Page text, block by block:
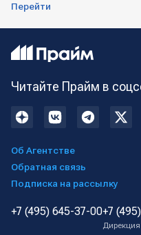
Перейти
Читайте Прайм в
Об Агентстве
Обратная связь
Подписка на рассылку
+7 (495) 645-37-00+7